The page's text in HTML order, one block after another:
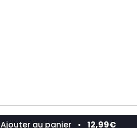
Ajouter au panier • 12,99€